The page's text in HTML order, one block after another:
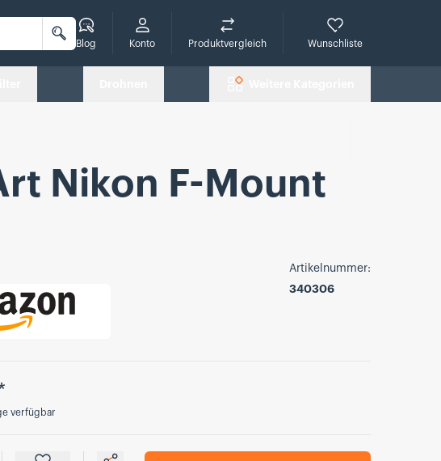
Suche
Blog Konto Produktvergleich Wunschliste
Nikon F-Mount
Artikelnummer:
340306
verfügbar